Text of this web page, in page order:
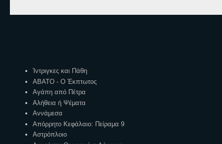
Ίντριγκες και Πάθη
ΑΒΑΤΟ - Ο Έκπτωτος
Αγάπη από Πέτρα
Αλήθεια ή Ψέματα
Αννάμεσα
Απόρρητο Κεφάλαιο: Πείραμα 9
Αστρόπλοιο